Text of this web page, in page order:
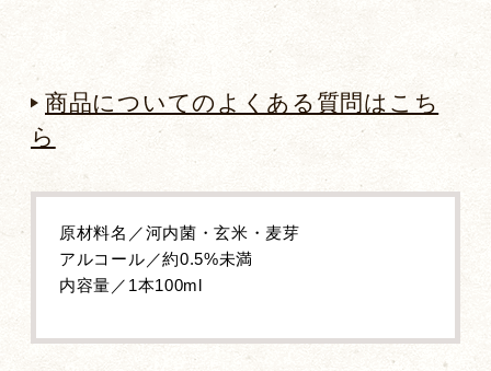
商品についてのよくある質問はこち
ら
原材料名／河内菌・玄米・麦芽
アルコール／約0.5%未満
内容量／1本100ml